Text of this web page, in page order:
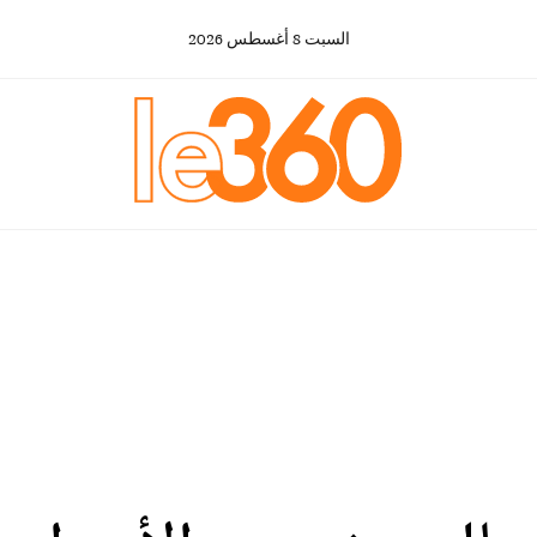
السبت 8 أغسطس 2026